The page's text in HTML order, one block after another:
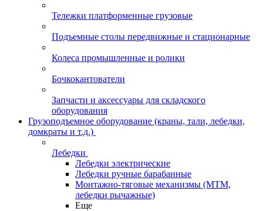
Тележки платформенные грузовые
Подъемные столы передвижные и стационарные
Колеса промышленные и ролики
Бочкокантователи
Запчасти и аксессуары для складского
оборудования
Грузоподъемное оборудование (краны, тали, лебедки,
домкраты и т.д.)
Лебедки
Лебедки электрические
Лебедки ручные барабанные
Монтажно-тяговые механизмы (МТМ,
лебедки рычажные)
Еще